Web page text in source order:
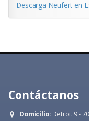
Descarga Neufert en
Contáctanos
Domicilio: Detroit 9 -